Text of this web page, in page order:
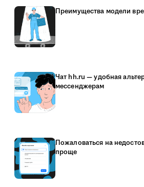
Преимущества модели
Чат hh.ru — удобная
мессенджерам
Пожаловаться на
проще